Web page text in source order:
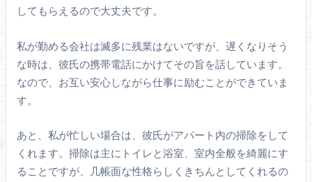
してもらえるので大丈夫です。
私が勤める会社は滅多に残業はないですが、遅くなりそう
な時は、彼氏の携帯電話にかけてその旨を話しています。
なので、お互い安心しながら仕事に励むことができていま
す。
あと、私が忙しい場合は、彼氏がアパート内の掃除をして
くれます。掃除は主にトイレと浴室、室内全般を綺麗にす
ることですが、几帳面な性格らしくきちんとしてくれるの